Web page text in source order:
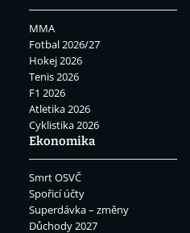
MMA
Fotbal 2026/27
Hokej 2026
Tenis 2026
F1 2026
Atletika 2026
Cyklistika 2026
Ekonomika
Smrt OSVČ
Spořicí účty
Superdávka – změny
Důchody 2027